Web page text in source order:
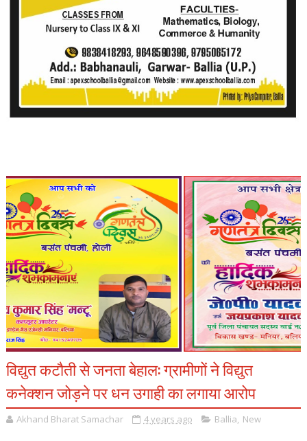
विद्युत कटौती से जनता बेहाल: ग्रामीणों ने विद्युत
कनेक्शन जोड़ने पर धन उगाही का लगाया आरोप
Akhand Bharat Samachar 4 years ago Ballia, New